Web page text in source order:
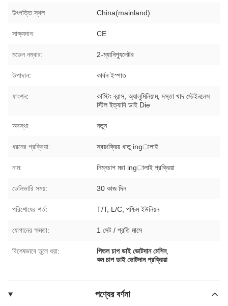
উৎপত্তি স্থল: China(mainland)
সাক্ষ্যদান: CE
মডেল নম্বার: 2-ম্যানিপ্যুলেটর
উপাদান: কার্বন ইস্পাত
ফাংশন:
কাস্টিং ব্রাস, অ্যালুমিনিয়াম, দস্তা খাদ স্টেইনলেস
স্টিল ইত্যাদি ডাই Die
অবস্থা: নতুন
ধরনের প্রক্রিয়া: স্বয়ংক্রিয় ধাতু ingালাই
নাম: নিম্নচাপ মরা ingালাই প্রক্রিয়া
ডেলিভারি সময়: 30 কাজ দিন
পরিশোধের শর্ত: T/T, L/C, পশ্চিম ইউনিয়ন
যোগানের ক্ষমতা: 1 সেট / প্রতি মাসে
বিশেষভাবে তুলে ধরা: পিতল চাপ ডাই ভোটদান মেশিন,
কম চাপ ডাই ভোটদান প্রক্রিয়া
পণ্যের বর্ণনা